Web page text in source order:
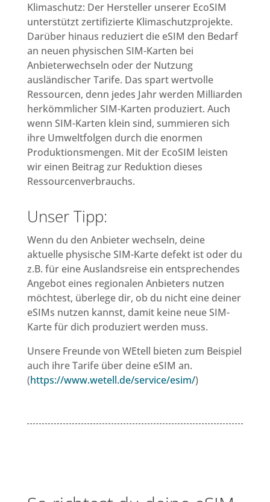
Klimaschutz: Der Hersteller unserer EcoSIM
unterstützt zertifizierte Klimaschutzprojekte.
Darüber hinaus reduziert die eSIM den Bedarf
an neuen physischen SIM-Karten bei
Anbieterwechseln oder der Nutzung
ausländischer Tarife. Das spart wertvolle
Ressourcen, denn jedes Jahr werden Milliarden
herkömmlicher SIM-Karten produziert. Auch
wenn SIM-Karten klein sind, summieren sich
ihre Umweltfolgen durch die enormen
Produktionsmengen. Mit der EcoSIM leisten
wir einen Beitrag zur Reduktion dieses
Ressourcenverbrauchs.
Unser Tipp:
Wenn du den Anbieter wechseln, deine
aktuelle physische SIM-Karte defekt ist oder du
z.B. für eine Auslandsreise ein entsprechendes
Angebot eines regionalen Anbieters nutzen
möchtest, überlege dir, ob du nicht eine deiner
eSIMs nutzen kannst, damit keine neue SIM-
Karte für dich produziert werden muss.
Unsere Freunde von WEtell bieten zum Beispiel
auch ihre Tarife über deine eSIM an.
(https://www.wetell.de/service/esim/)